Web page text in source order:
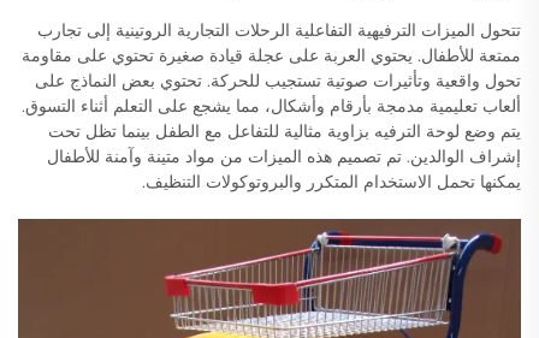
تتحول الميزات الترفيهية التفاعلية الرحلات التجارية الروتينية إلى تجارب
ممتعة للأطفال. يحتوي العربة على عجلة قيادة صغيرة تحتوي على مقاومة
تحول واقعية وتأثيرات صوتية تستجيب للحركة. تحتوي بعض النماذج على
ألعاب تعليمية مدمجة بأرقام وأشكال، مما يشجع على التعلم أثناء التسوق.
يتم وضع لوحة الترفيه بزاوية مثالية للتفاعل مع الطفل بينما تظل تحت
إشراف الوالدين. تم تصميم هذه الميزات من مواد متينة وآمنة للأطفال
يمكنها تحمل الاستخدام المتكرر والبروتوكولات التنظيف.